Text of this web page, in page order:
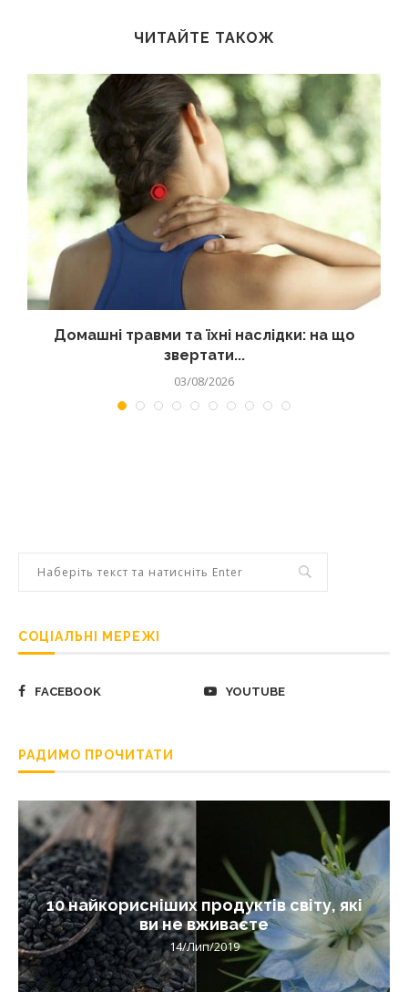
ЧИТАЙТЕ ТАКОЖ
Домашні травми та їхні наслідки: на що
звертати...
03/08/2026
СОЦІАЛЬНІ МЕРЕЖІ
FACEBOOK YOUTUBE
РАДИМО ПРОЧИТАТИ
10 найкорисніших продуктів світу, які
ви не вживаєте
14/Лип/2019